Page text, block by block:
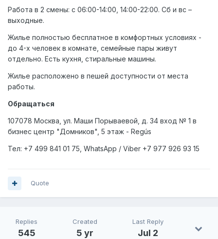
Работа в 2 смены: с 06:00-14:00, 14:00-22:00. Сб и вс –
выходные.
Жилье полностью бесплатное в комфортных условиях -
до 4-х человек в комнате, семейные пары живут
отдельно. Есть кухня, стиральные машины.
Жилье расположено в пешей доступности от места
работы.
Обращаться
107078 Москва, ул. Маши Порываевой, д. 34 вход № 1 в
бизнес центр "Домников", 5 этаж - Regús
Тел: +7 499 841 01 75, WhatsApp / Viber +7 977 926 93 15
Quote
Replies
545
Created
5 yr
Last Reply
Jul 2